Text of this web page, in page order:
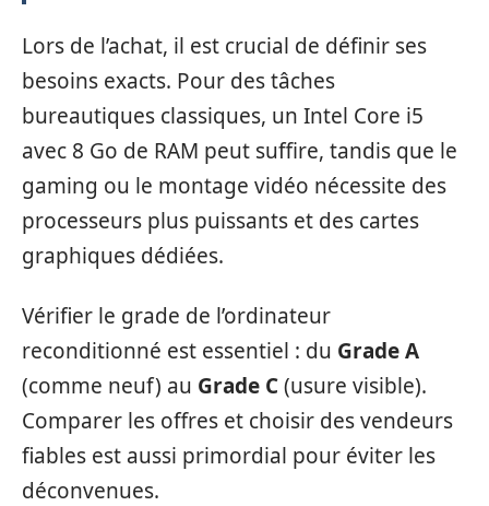
Lors de l’achat, il est crucial de définir ses
besoins exacts. Pour des tâches
bureautiques classiques, un Intel Core i5
avec 8 Go de RAM peut suffire, tandis que le
gaming ou le montage vidéo nécessite des
processeurs plus puissants et des cartes
graphiques dédiées.
Vérifier le grade de l’ordinateur
reconditionné est essentiel : du Grade A
(comme neuf) au Grade C(usure visible).
Comparer les offres et choisir des vendeurs
fiables est aussi primordial pour éviter les
déconvenues.